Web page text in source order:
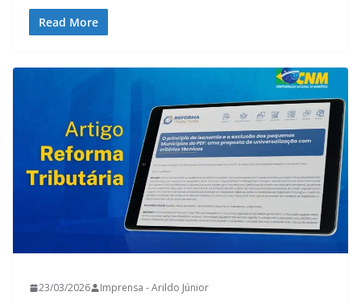
Read More
23/03/2026 Imprensa - Arildo Júnior